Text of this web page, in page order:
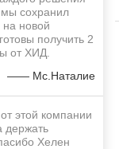
сохранил
новой
получить 2
от ХИД.
—— Мс.Наталие
этой компании
держать
Хелен